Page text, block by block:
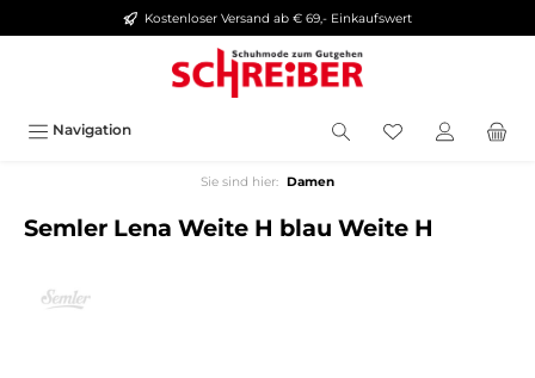
springen Kostenloser Versand ab € 69,- Einkaufswert
Navigation
Sie sind hier: Damen
Semler Lena Weite H blau Weite H